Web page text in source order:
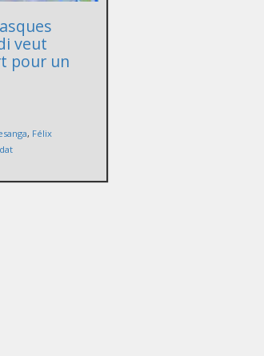
veut
pour un
, Félix